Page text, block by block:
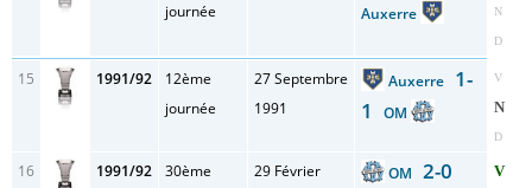
journée
Auxerre N
D
15 1991/92
12ème
journée
27 Septembre
1991
Auxerre 1-
1
OM
V
N
D
16 1991/92
30ème
29 Février
OM 2-0 V